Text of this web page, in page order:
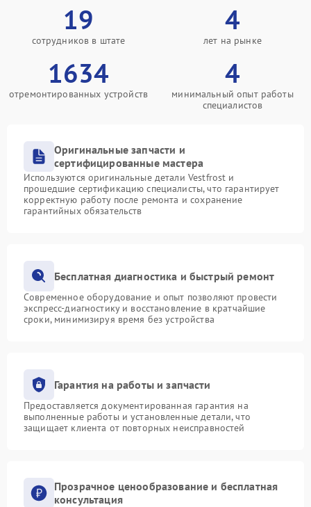
19
сотрудников в штате
4
лет на рынке
1634
отремонтированных устройств
4
минимальный опыт работы
специалистов
Оригинальные запчасти и
сертифицированные мастера
Используются оригинальные детали Vestfrost и
прошедшие сертификацию специалисты, что гарантирует
корректную работу после ремонта и сохранение
гарантийных обязательств
Бесплатная диагностика и быстрый ремонт
Современное оборудование и опыт позволяют провести
экспресс-диагностику и восстановление в кратчайшие
сроки, минимизируя время без устройства
Гарантия на работы и запчасти
Предоставляется документированная гарантия на
выполненные работы и установленные детали, что
защищает клиента от повторных неисправностей
Прозрачное ценообразование и бесплатная
консультация